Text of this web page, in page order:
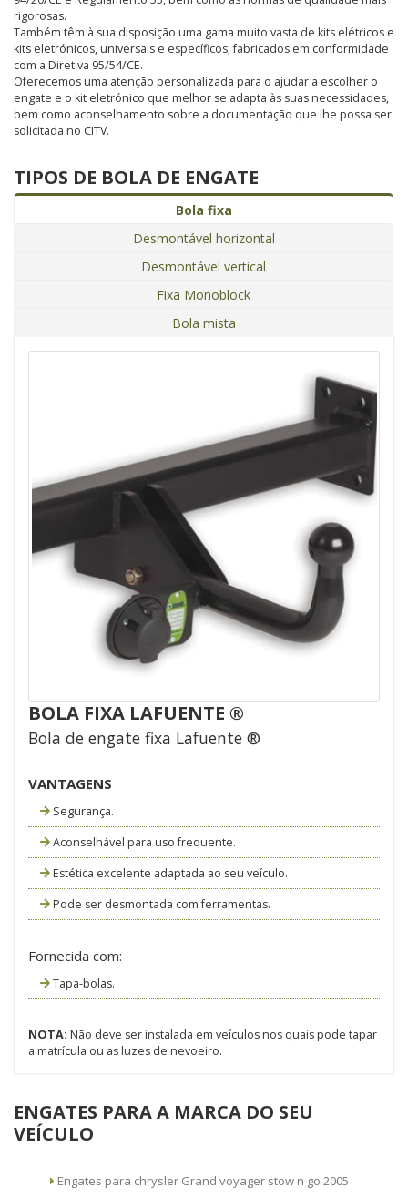
rigorosas.
Também têm à sua disposição uma gama muito vasta de kits elétricos e
kits eletrónicos, universais e específicos, fabricados em conformidade
com a Diretiva 95/54/CE.
Oferecemos uma atenção personalizada para o ajudar a escolher o
engate e o kit eletrónico que melhor se adapta às suas necessidades,
bem como aconselhamento sobre a documentação que lhe possa ser
solicitada no CITV.
TIPOS DE BOLA DE ENGATE
Bola fixa
Desmontável horizontal
Desmontável vertical
Fixa Monoblock
Bola mista
BOLA FIXA LAFUENTE ®
Bola de engate fixa Lafuente ®
VANTAGENS
Segurança.
Aconselhável para uso frequente.
Estética excelente adaptada ao seu veículo.
Pode ser desmontada com ferramentas.
Fornecida com:
Tapa-bolas.
NOTA: Não deve ser instalada em veículos nos quais pode tapar
a matrícula ou as luzes de nevoeiro.
ENGATES PARA A MARCA DO SEU
VEÍCULO
Engates para chrysler Grand voyager stow n go 2005